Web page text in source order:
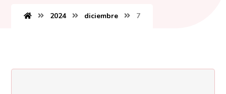
2024 diciembre 7